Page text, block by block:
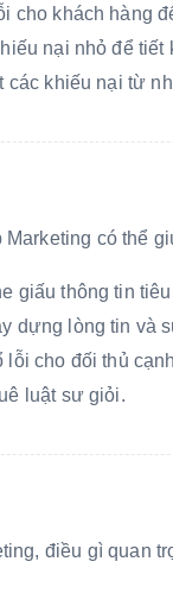
cho khách hàng
nại nhỏ để tiết
các khiếu nại từ
Marketing có thể
giấu thông tin
dựng lòng tin và
lỗi cho đối thủ
luật sư giỏi.
điều gì quan